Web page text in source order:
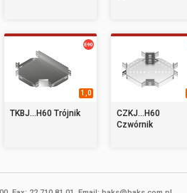
1,0
TKBJ...H60 Trójnik
CZKJ...H60
Czwórnik